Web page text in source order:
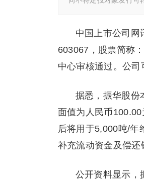
中国上市公司网
603067，股票简称
中心审核通过。公司
据悉，振华股份
面值为人民币
后将用于5,000吨/年
补充流动资金及偿还
公开资料显示，